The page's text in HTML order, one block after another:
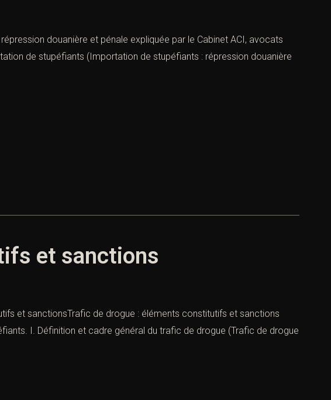
douanière et pénale expliquée par le Cabinet ACI, avocats
de stupéfiants (Importation de stupéfiants : répression douanière
et sanctions
et sanctionsTrafic de drogue : éléments constitutifs et sanctions
I. Définition et cadre général du trafic de drogue (Trafic de drogue